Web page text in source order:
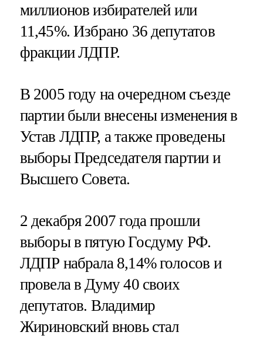
миллионов избирателей или
11,45%. Избрано 36 депутатов
фракции ЛДПР.
В 2005 году на очередном съезде
партии были внесены изменения в
Устав ЛДПР, а также проведены
выборы Председателя партии и
Высшего Совета.
2 декабря 2007 года прошли
выборы в пятую Госдуму РФ.
ЛДПР набрала 8,14% голосов и
провела в Думу 40 своих
депутатов. Владимир
Жириновский вновь стал